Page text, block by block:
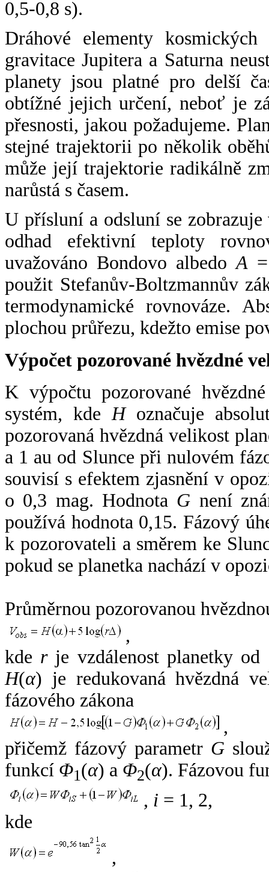
0,5-0,8 s).
Dráhové elementy
gravitace Jupitera a Saturna
planety jsou platné pro delší
obtížné jejich určení, neboť je
přesnosti, jakou požadujeme.
stejné trajektorii po několik
může její trajektorie radikálně
narůstá s časem.
U přísluní a odsluní se
odhad efektivní teploty
uvažováno Bondovo albedoA
použit Stefanův-Boltzmannův
termodynamické rovnováze.
plochou průřezu, kdežto emise
Výpočet pozorované hvězdné
K výpočtu pozorované
systém, kde Hoznačuje
pozorovaná hvězdná velikost
a 1 au od Slunce při nulovém
souvisí s efektem zjasnění v
o 0,3 mag. Hodnota G není
používá hodnota 0,15. Fázový
k pozorovateli a směrem ke
pokud se planetka nachází v
Průměrnou pozorovanou
,
kde rje vzdálenost planetky od
H(α) je redukovaná hvězdná
fázového zákona
,
přičemž fázový parametr G
funkcí Φ1(α) a Φ2(α). Fázovou
, i = 1, 2,
kde
,